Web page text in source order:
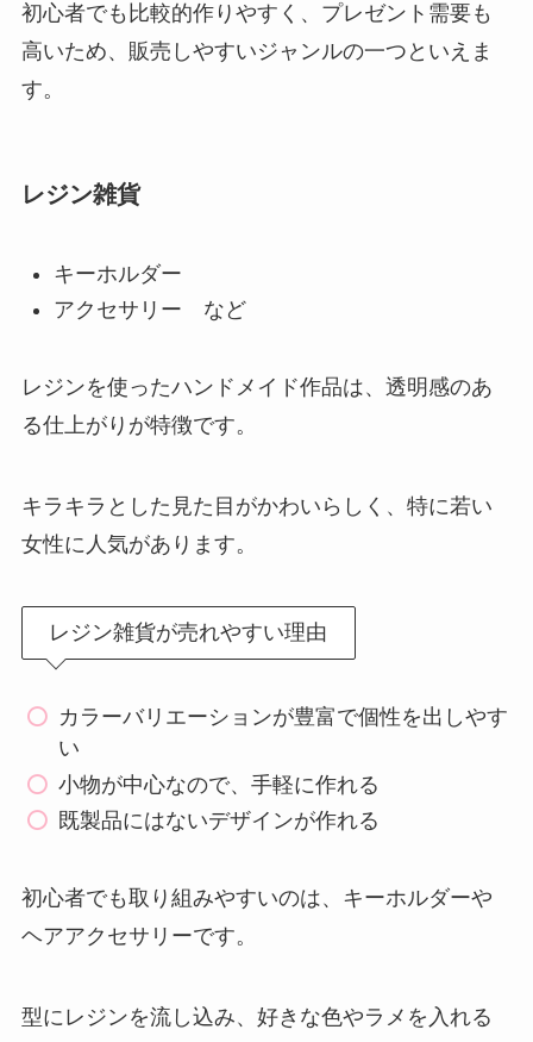
初心者でも比較的作りやすく、プレゼント需要も
高いため、販売しやすいジャンルの一つといえま
す。
レジン雑貨
キーホルダー
アクセサリー など
レジンを使ったハンドメイド作品は、透明感のあ
る仕上がりが特徴です。
キラキラとした見た目がかわいらしく、特に若い
女性に人気があります。
レジン雑貨が売れやすい理由
カラーバリエーションが豊富で個性を出しやす
い
小物が中心なので、手軽に作れる
既製品にはないデザインが作れる
初心者でも取り組みやすいのは、キーホルダーや
ヘアアクセサリーです。
型にレジンを流し込み、好きな色やラメを入れる